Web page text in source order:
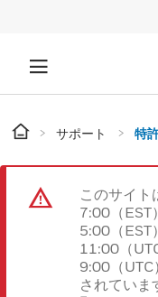
サポート 特
このサイト
7:00（EST
5:00（EST
11:00（
9:00（UTC
されていま